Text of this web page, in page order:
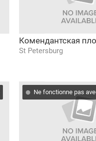
Комендантская
St Petersburg
Ne fonctionne pas